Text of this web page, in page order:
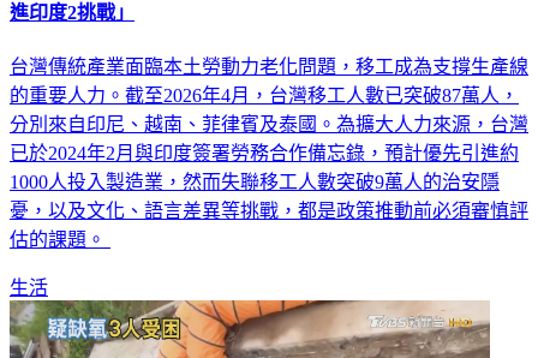
進印度2挑戰」
台灣傳統產業面臨本土勞動力老化問題，移工成為支撐生產線
的重要人力。截至2026年4月，台灣移工人數已突破87萬人，
分別來自印尼、越南、菲律賓及泰國。為擴大人力來源，台灣
已於2024年2月與印度簽署勞務合作備忘錄，預計優先引進約
1000人投入製造業，然而失聯移工人數突破9萬人的治安隱
憂，以及文化、語言差異等挑戰，都是政策推動前必須審慎評
估的課題。
生活